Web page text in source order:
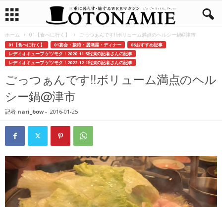
ホーム 01【食べに行く】 ごっつぁんです!!ボリューム満点のヘルシー鍋@津市
01【食べに行く】 01宴会・接待・居酒屋・ディナー
06おすすめ記事
レディオキューブ ゲツモク！2020.11.5出演の記者さんの記事
レディオキューブ ゲツモク！2022.12.1出演の記者さんの記事
ごっつぁんです!!ボリューム満点のヘル
シー鍋@津市
記者 nari_bow- 2016-01-25